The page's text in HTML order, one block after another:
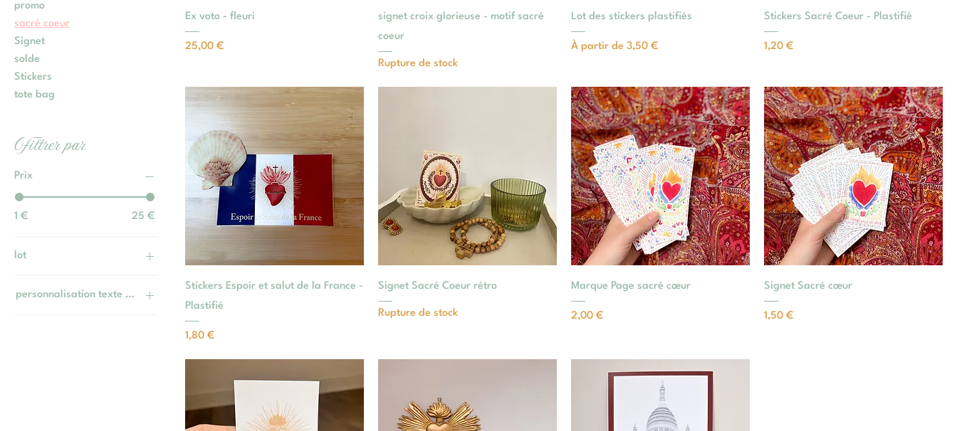
promo
sacré coeur
Signet
solde
Stickers
tote bag
Filtrer par
Prix
1 € 25 €
lot
personnalisation texte au dos du signet
Ex voto - fleuri
Prix
25,00 €
signet croix glorieuse - motif sacré
coeur
Rupture de stock
Lot des stickers plastifiés
À partir de 3,50 €
Prix promotionnel
Stickers Sacré Coeur - Plastifié
Prix
1,20 €
Stickers Espoir et salut de la France -
Plastifié
Prix
1,80 €
Signet Sacré Coeur rétro
Rupture de stock
Marque Page sacré cœur
Prix
2,00 €
Signet Sacré cœur
Prix
1,50 €